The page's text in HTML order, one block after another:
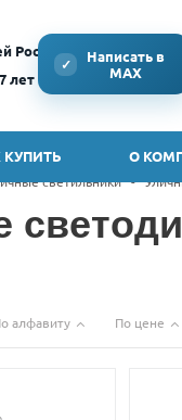
России
лет
✓
Написать в
MAX
КУПИТЬ О
светильники -
алфавиту По цене